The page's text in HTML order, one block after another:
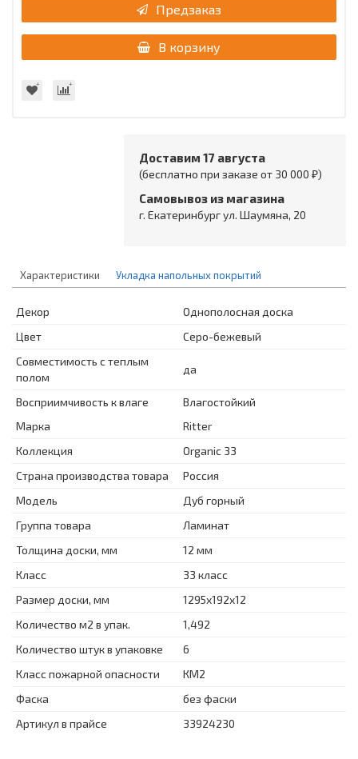
Предзаказ
В корзину
Доставим 17 августа
(бесплатно при заказе от 30 000 ₽)
Самовывоз из магазина
г. Екатеринбург ул. Шаумяна, 20
Характеристики Укладка напольных покрытий
Декор
Однополосная доска
Цвет
Серо-бежевый
Совместимость с теплым
полом
да
Восприимчивость к влаге
Влагостойкий
Марка
Ritter
Коллекция
Organic 33
Страна производства товара
Россия
Модель
Дуб горный
Группа товара
Ламинат
Толщина доски, мм
12 мм
Класс
33 класс
Размер доски, мм
1295x192x12
Количество м2 в упак.
1,492
Количество штук в упаковке
6
Класс пожарной опасности
КМ2
Фаска
без фаски
Артикул в прайсе
33924230